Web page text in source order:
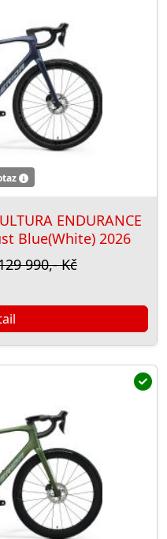
ENDURANCE
Blue(White) 2026
990,- Kč